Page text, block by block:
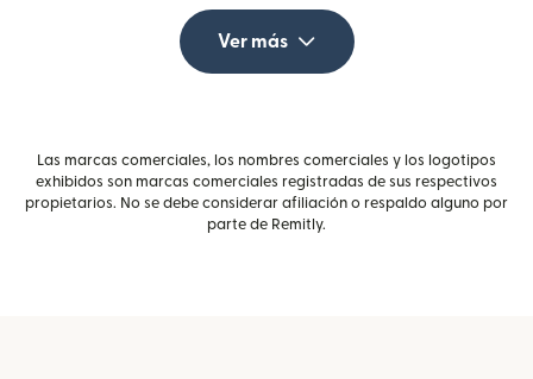
Ver más
Las marcas comerciales, los nombres comerciales y los logotipos
exhibidos son marcas comerciales registradas de sus respectivos
propietarios. No se debe considerar afiliación o respaldo alguno por
parte de Remitly.